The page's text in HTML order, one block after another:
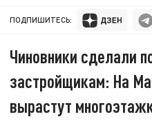
ПОДПИШИТЕСЬ:
Чиновники сделали
застройщикам: На
вырастут